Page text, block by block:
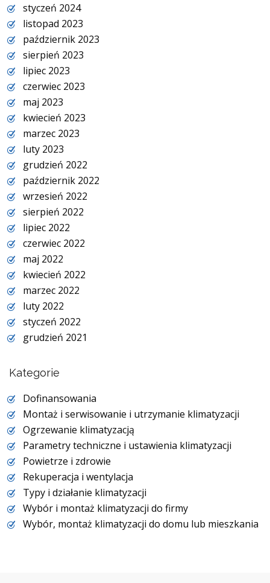
styczeń 2024
listopad 2023
październik 2023
sierpień 2023
lipiec 2023
czerwiec 2023
maj 2023
kwiecień 2023
marzec 2023
luty 2023
grudzień 2022
październik 2022
wrzesień 2022
sierpień 2022
lipiec 2022
czerwiec 2022
maj 2022
kwiecień 2022
marzec 2022
luty 2022
styczeń 2022
grudzień 2021
Kategorie
Dofinansowania
Montaż i serwisowanie i utrzymanie klimatyzacji
Ogrzewanie klimatyzacją
Parametry techniczne i ustawienia klimatyzacji
Powietrze i zdrowie
Rekuperacja i wentylacja
Typy i działanie klimatyzacji
Wybór i montaż klimatyzacji do firmy
Wybór, montaż klimatyzacji do domu lub mieszkania